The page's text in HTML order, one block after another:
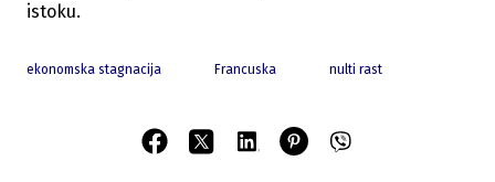
istoku.
ekonomska stagnacija Francuska nulti rast